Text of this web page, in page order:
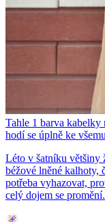
Tahle 1 barva
hodí se úplně ke všemu
Léto v šatníku většiny
béžové lněné kalhoty,
potřeba vyhazovat,
celý dojem se